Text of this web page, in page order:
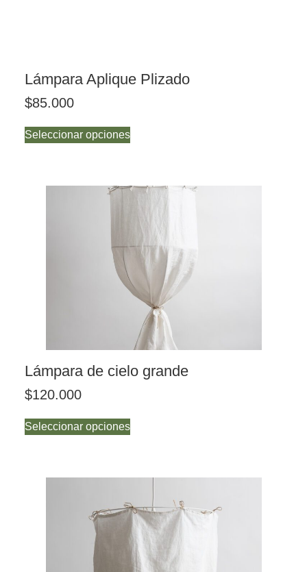
Lámpara Aplique Plizado
$85.000
Seleccionar opciones
Lámpara de cielo grande
$120.000
Seleccionar opciones